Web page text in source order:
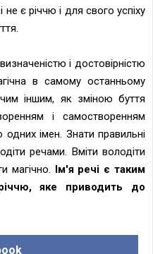
не є річчю і для свого успіху
і достовірністю
в самому останньому
іншим, як зміною буття
і самостворенням
імен. Знати правильні
речами. Вміти володіти
магічно. Ім'я речі є таким
яке приводить до